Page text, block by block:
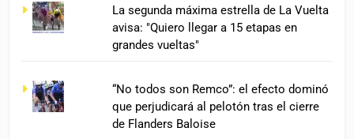
La segunda máxima estrella de La Vuelta
avisa: "Quiero llegar a 15 etapas en
grandes vueltas"
“No todos son Remco”: el efecto dominó
que perjudicará al pelotón tras el cierre
de Flanders Baloise